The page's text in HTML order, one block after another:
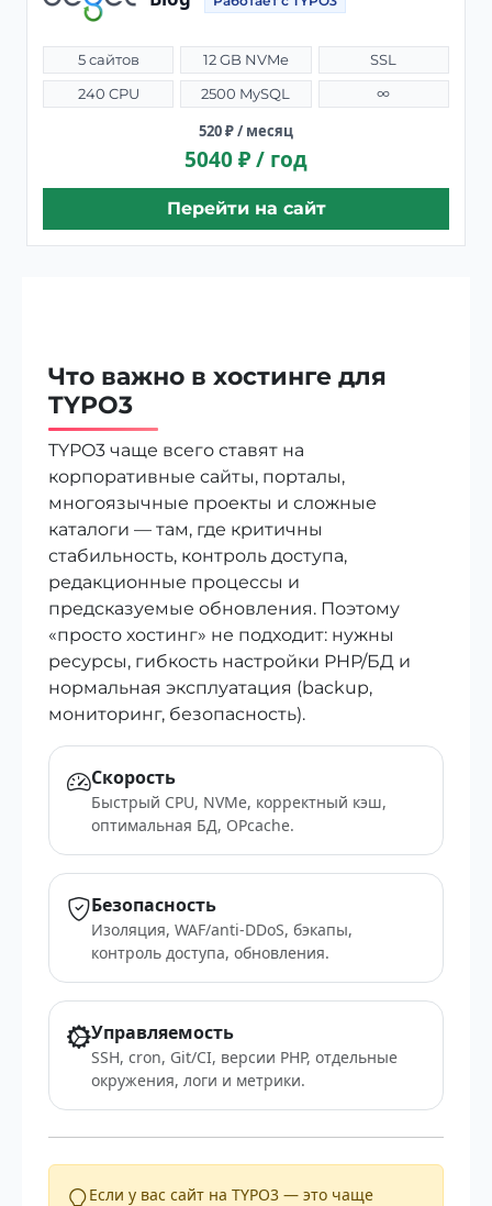
5 сайтов 12 GB NVMe
SSL
240 CPU
2500 MySQL ∞
520 ₽ / месяц
5040 ₽ / год
Перейти на сайт
Что важно в хостинге для
TYPO3
TYPO3 чаще всего ставят на
корпоративные сайты, порталы,
многоязычные проекты и сложные
каталоги — там, где критичны
стабильность, контроль доступа,
редакционные процессы и
предсказуемые обновления. Поэтому
«просто хостинг» не подходит: нужны
ресурсы, гибкость настройки PHP/БД и
нормальная эксплуатация (backup,
мониторинг, безопасность).
Скорость
Быстрый CPU, NVMe, корректный кэш,
оптимальная БД, OPcache.
Безопасность
Изоляция, WAF/anti-DDoS, бэкапы,
контроль доступа, обновления.
Управляемость
SSH, cron, Git/CI, версии PHP, отдельные
окружения, логи и метрики.
Если у вас сайт на TYPO3 — это чаще